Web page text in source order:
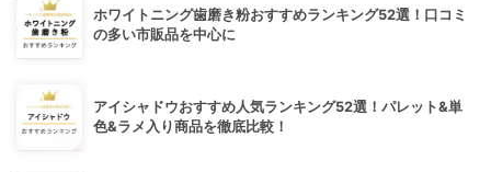
ホワイトニング歯磨き粉おすすめランキング52選！口コミ
の多い市販品を中心に
アイシャドウおすすめ人気ランキング52選！パレット&単
色&ラメ入り商品を徹底比較！